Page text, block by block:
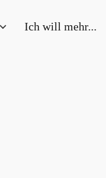
Ich will mehr...